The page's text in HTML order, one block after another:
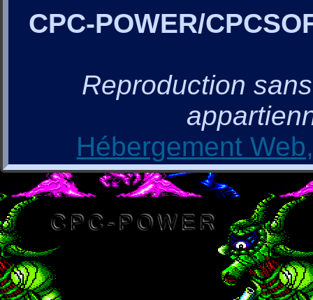
CPC-POWER/
Reproduction
Hébergement